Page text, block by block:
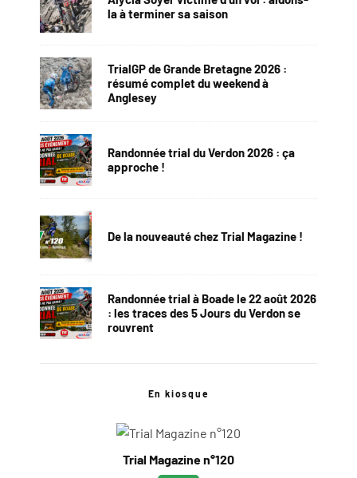
la à terminer sa saison
TrialGP de Grande Bretagne 2026 :
résumé complet du weekend à
Anglesey
Randonnée trial du Verdon 2026 : ça
approche !
De la nouveauté chez Trial Magazine !
Randonnée trial à Boade le 22 août 2026
: les traces des 5 Jours du Verdon se
rouvrent
En kiosque
Trial Magazine n°120